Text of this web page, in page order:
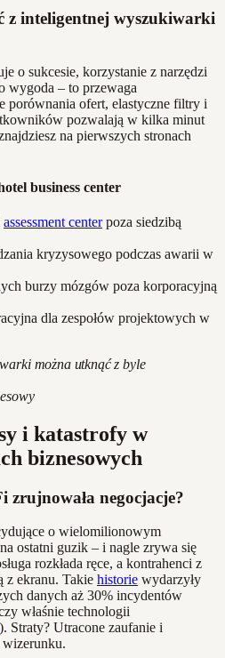
z inteligentnej wyszukiwarki
o sukcesie, korzystanie z narzędzi
wygoda – to przewaga
porównania ofert, elastyczne filtry i
pozwalają w kilka minut
na pierwszych stronach
business center
assessment centerpoza siedzibą
kryzysowego podczas awarii w
burzy mózgów poza korporacyjną
dla zespołów projektowych w
można utknąć z byle
i katastrofy w
biznesowych
negocjacje?
o wielomilionowym
ostatni guzik – i nagle zrywa się
rozkłada ręce, a kontrahenci z
z ekranu. Takie historie wydarzyły
danych aż 30% incydentów
właśnie technologii
). Straty? Utracone zaufanie i
wizerunku.